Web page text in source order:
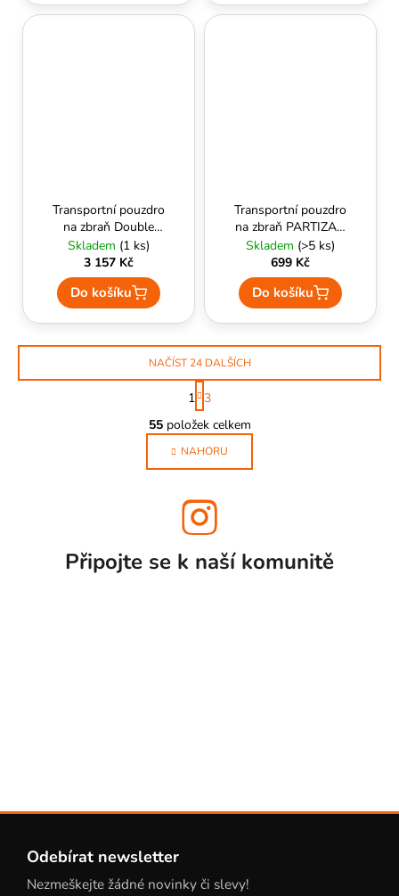
Transportní pouzdro
na zbraň Double
rifle case 91cm
(oliva) - Condor
Outdoor
Skladem (1 ks)
3 157 Kč
Do košíku
Transportní pouzdro
na zbraň PARTIZAN
100cm (coyote) -
Guerilla Tactical
Skladem (>5 ks)
699 Kč
Do košíku
O
v
l
á
d
a
c
í
p
NAČÍST 24 DALŠÍCH
S
t
r
á
n
k
v
á
n
í
1 3
55položek celkem
NAHORU
Připojte se k naší komunitě
Odebírat newsletter
Nezmeškejte žádné novinky či slevy!